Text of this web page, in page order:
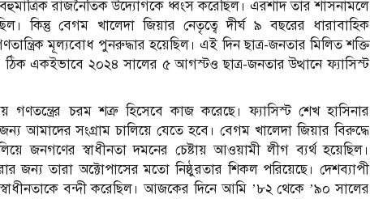
রাজনৈতিক উদ্যোগকে ধ্বংস করেছিল। এরশাদ তার শাসনামলে
কিন্তু বেগম খালেদা জিয়ার নেতৃত্বে দীর্ঘ ৯ বছরের ধারাবাহিক
মূল্যবোধ পুনরুদ্ধার হয়েছিল। এই দিন ছাত্র-জনতার মিলিত শক্তি
ঠিক একইভাবে ২০২৪ সালের ৫ আগস্টও ছাত্র-জনতার উত্থানে ফ্যাসিস্ট
চরম শত্রু হিসেবে কাজ করেছে। ফ্যাসিস্ট শেখ হাসিনার
আমাদের সংগ্রাম চালিয়ে যেতে হবে। বেগম খালেদা জিয়ার বিরুদ্ধে
জনগণের স্বাধীনতা দমনের চেষ্টায় আওয়ামী লীগ ব্যর্থ হয়েছিল।
জন্য তারা অক্টোপাসের মতো নিষ্ঠুরতার শিকল পরিয়েছে। দেশব্যাপী
বন্দী করেছিল। আজকের দিনে আমি ’৮২ থেকে ’৯০ সালের